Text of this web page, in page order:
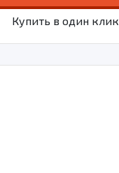
Купить в один клик